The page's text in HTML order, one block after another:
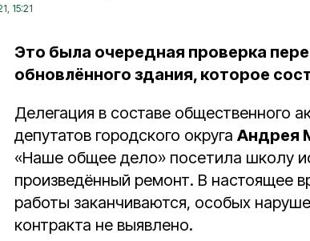
15:21
Это была очередная проверка
обновлённого здания, которое
Делегация в составе общественного
депутатов городского округа Андрея
«Наше общее дело» посетила школу
произведённый ремонт. В настоящее
работы заканчиваются, особых
контракта не выявлено.